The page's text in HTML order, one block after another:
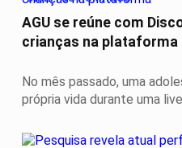
AGU se reúne com
crianças na plataforma
No mês passado, uma
própria vida durante uma